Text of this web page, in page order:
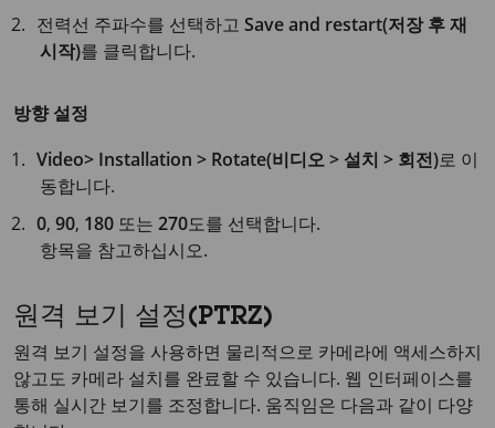
전력선 주파수를 선택하고Save and restart(저장 후 재
시작)를 클릭합니다.
방향 설정
Video> Installation > Rotate(비디오 > 설치 > 회전)로 이
동합니다.
0,90, 180 또는270도를 선택합니다.
항목을 참고하십시오.
원격 보기 설정(PTRZ)
원격 보기 설정을 사용하면 물리적으로 카메라에 액세스하지
않고도 카메라 설치를 완료할 수 있습니다. 웹 인터페이스를
통해 실시간 보기를 조정합니다. 움직임은 다음과 같이 다양